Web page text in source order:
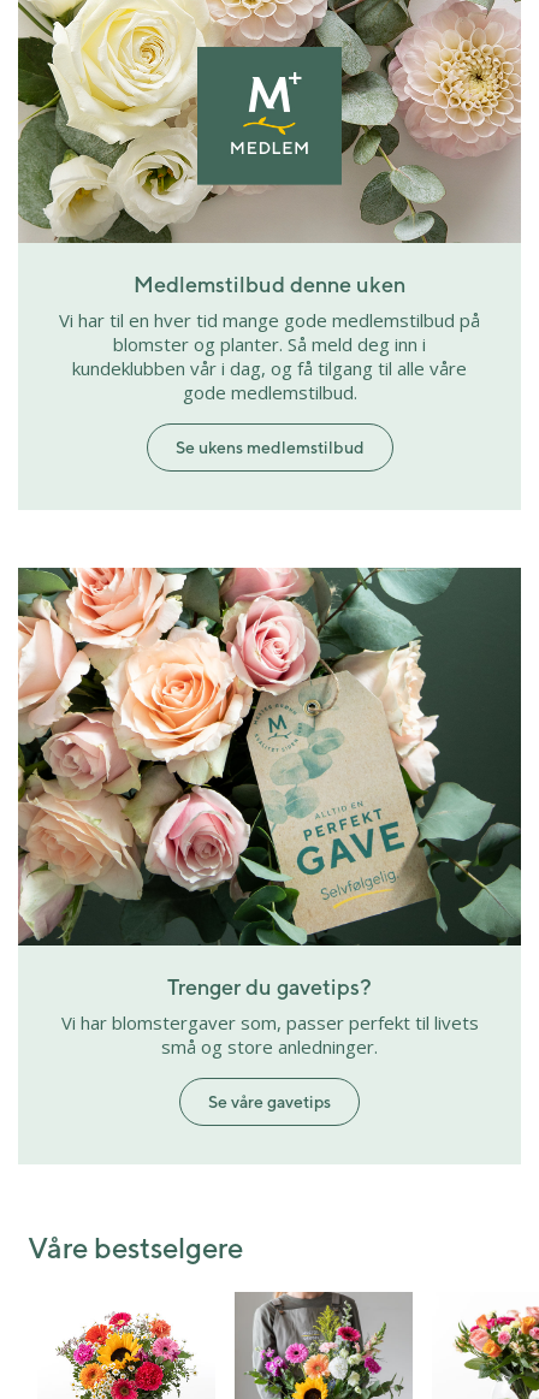
Medlemstilbud denne uken
Vi har til en hver tid mange gode medlemstilbud på
blomster og planter. Så meld deg inn i
kundeklubben vår i dag, og få tilgang til alle våre
gode medlemstilbud.
Se ukens medlemstilbud
Trenger du gavetips?
Vi har blomstergaver som, passer perfekt til livets
små og store anledninger.
Se våre gavetips
Våre bestselgere